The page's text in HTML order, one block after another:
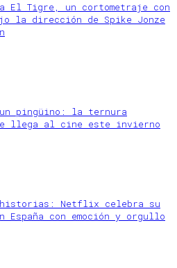
El Tigre, un cortometraje con
la dirección de Spike Jonze
un pingüino: la ternura
llega al cine este invierno
historias: Netflix celebra su
España con emoción y orgullo